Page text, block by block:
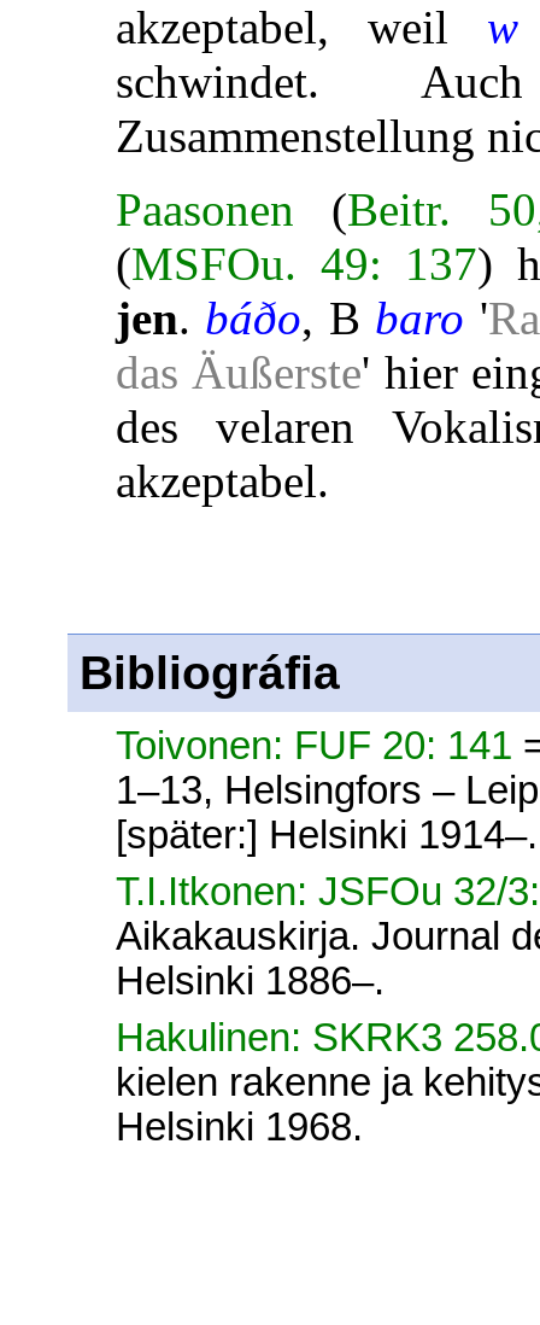
akzeptabel, weil w
schwindet.
Zusammenstellung
Paasonen (Beitr.
(MSFOu. 49: 137)
jen. báðo, B baro '
das Äußerste' hier
des velaren
akzeptabel.
Bibliográfia
Toivonen: FUF 20: 141
1–13, Helsingfors –
[später:] Helsinki 1914–.
T.I.Itkonen: JSFOu 32/
Aikakauskirja. Journal
Helsinki 1886–.
Hakulinen: SKRK3
kielen rakenne ja
Helsinki 1968.